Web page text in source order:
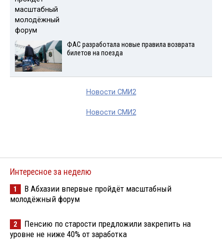
ФАС разработала новые правила возврата
билетов на поезда
Новости СМИ2
Новости СМИ2
Интересное за неделю
1
В Абхазии впервые пройдёт масштабный
молодёжный форум
2
Пенсию по старости предложили закрепить на
уровне не ниже 40% от заработка